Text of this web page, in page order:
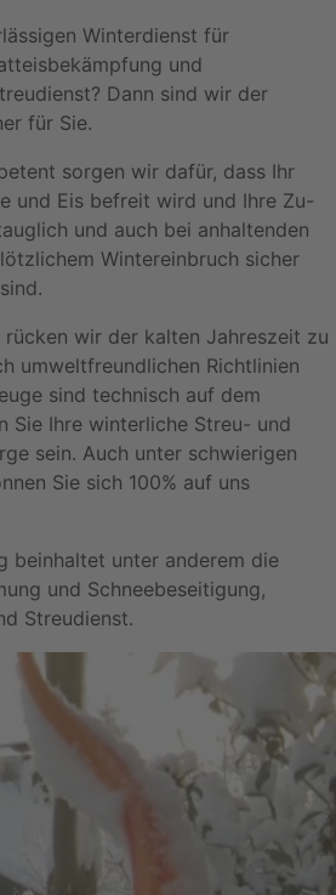
Winterdienst für
und
Dann sind wir der
für Sie.
sorgen wir dafür, dass Ihr
und Eis befreit wird und Ihre Zu-
und auch bei anhaltenden
Wintereinbruch sicher
wir der kalten Jahreszeit zu
umweltfreundlichen Richtlinien
sind technisch auf dem
Sie Ihre winterliche Streu- und
sein. Auch unter schwierigen
Sie sich 100% auf uns
beinhaltet unter anderem die
und Schneebeseitigung,
Streudienst.